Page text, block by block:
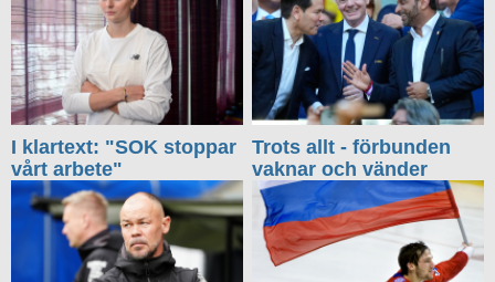
I klartext: "SOK stoppar
vårt arbete"
Trots allt - förbunden
vaknar och vänder